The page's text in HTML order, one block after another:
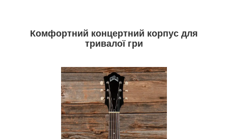
Комфортний концертний корпус для
тривалої гри